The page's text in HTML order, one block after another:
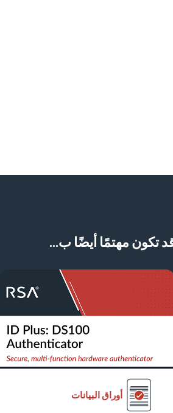
تكون مهتمًا أيضًا ب...
أوراق البيانات